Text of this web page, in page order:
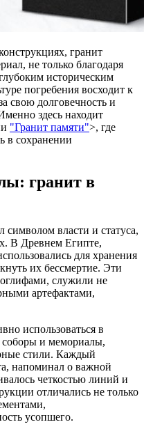
гранит
не только благодаря
историческим
погребения восходит к
свою долговечность и
здесь находит
"Гранит памяти">, где
в сохранении
гранит в
символом власти и статуса,
В Древнем Египте,
для хранения
их бессмертие. Эти
служили не
артефактами,
использоваться в
соборы и мемориалы,
стили. Каждый
напоминал о важной
четкостью линий и
отличались не только
усопшего.